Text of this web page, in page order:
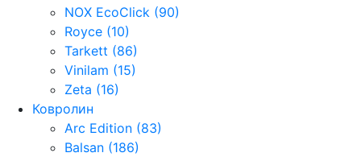
NOX EcoClick (90)
Royce (10)
Tarkett (86)
Vinilam (15)
Zeta (16)
Ковролин
Arc Edition (83)
Balsan (186)